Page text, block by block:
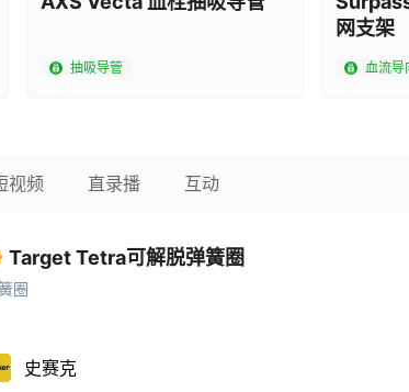
抽吸导管
网支架
血流导
视频 直录播 互动
Target Tetra可解脱弹簧圈
圈
史赛克